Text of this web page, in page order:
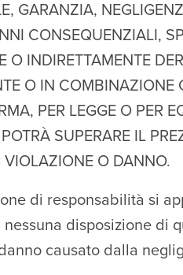
GARANZIA,
CONSEQUENZIALI,
O INDIRETTAMENTE
O IN
PER LEGGE O PER
POTRÀ SUPERARE IL
VIOLAZIONE O DANNO.
di responsabilità si
nessuna disposizione di
causato dalla